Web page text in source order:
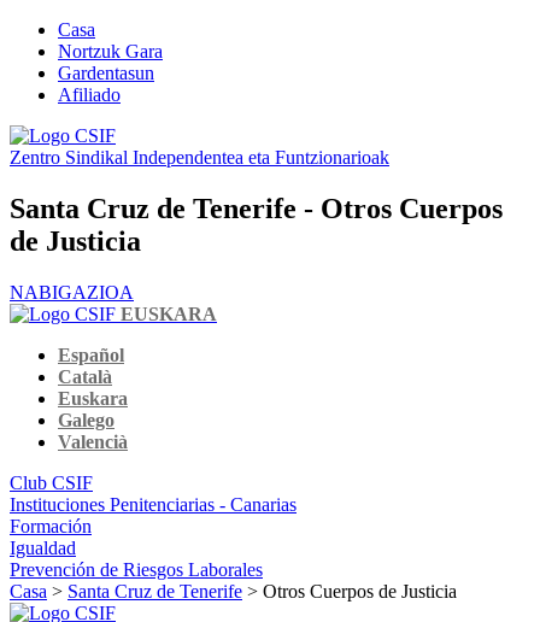
Casa
Nortzuk Gara
Gardentasun
Afiliado
Zentro Sindikal Independentea eta Funtzionarioak
Santa Cruz de Tenerife - Otros Cuerpos
de Justicia
NABIGAZIOA
EUSKARA
Español
Català
Euskara
Galego
Valencià
Club CSIF
Instituciones Penitenciarias - Canarias
Formación
Igualdad
Prevención de Riesgos Laborales
Casa > Santa Cruz de Tenerife > Otros Cuerpos de Justicia